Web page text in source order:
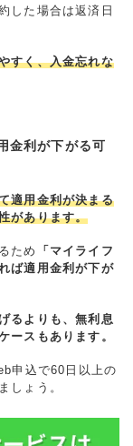
した場合は返済日
すく、入金忘れな
金利が下がる可
適用金利が決まる
があります。
ため
「マイライフ
ば適用金利が下が
るよりも、無利息
ースもあります。
申込で60日以上の
しょう。